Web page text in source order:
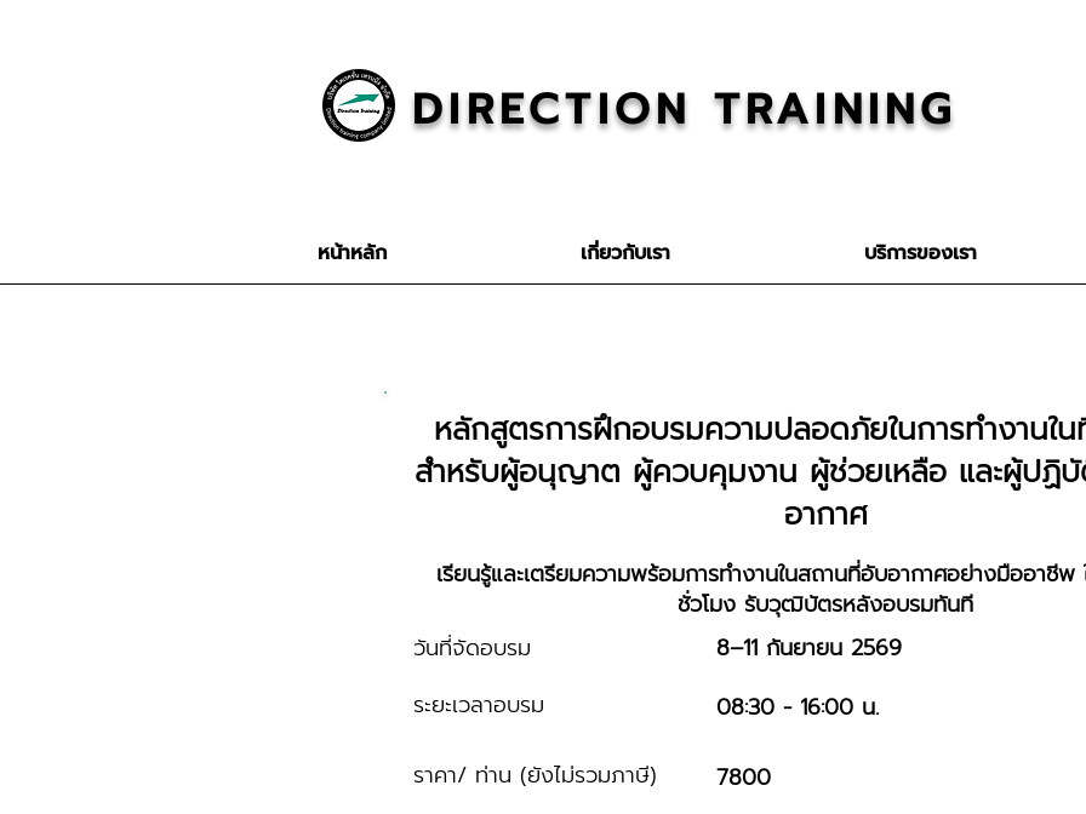
DIRECTION TRAINING
หน้าหลัก เกี่ยวกับเรา บริการของเรา
หลักสูตรการฝึกอบรมความปลอดภัยในการทำงานใ
สำหรับผู้อนุญาต ผู้ควบคุมงาน ผู้ช่วยเหลือ และผู้ปฏิ
อากาศ
เรียนรู้และเตรียมความพร้อมการทำงานในสถานที่อับอากาศอย่างมืออาชีพ
ชั่วโมง รับวุฒิบัตรหลังอบรมทันที
วันที่จัดอบรม
ระยะเวลาอบรม
8–11 กันยายน 2569
08:30 - 16:00 น.
ราคา/ ท่าน (ยังไม่รวมภาษี)
7800